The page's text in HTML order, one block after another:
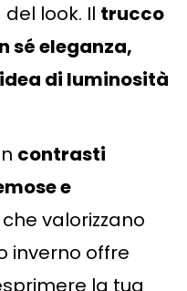
look. Il trucco
sé eleganza,
di luminosità
contrasti
e
che valorizzano
inverno offre
la tua